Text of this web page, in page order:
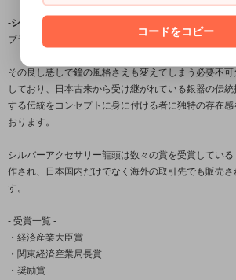
-シルバーアクセサリーブランド「龍頭」について-
ブランド名の「龍頭」とは梵鐘の最上部にある鐘を吊
その良し悪しで鐘の風格さえも変えてしまう必要不
しており、日本古来から受け継がれている銀器の伝
する伝統をコンセプトに身に付ける者に独特の存在
おります。
シルバーアクセサリー龍頭は数々の賞を受賞してい
作され、日本国内だけでなく海外の取引先でも販売さ
す。
- 受賞一覧 -
・経済産業大臣賞
・関東経済産業局長賞
・奨励賞
コードをコピー